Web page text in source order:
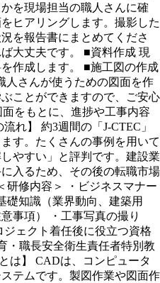
を現場担当の職人さんに確
ヒアリングします。撮影した
を報告書にまとめてくださ
大丈夫です。 ■資料作成 現
作成します。 ■施工図の作成
人さんが使うための図面を作
ことができますので、ご安心
をもとに、進捗や工事内容
れ】 約3週間の「J-CTEC」
す。たくさんの事例を用いて
やすい」と評判です。建設業
入るため、その後の転職市場
研修内容＞ ・ビジネスマナー
礎知識（業界動向、建築用
事項） ・工事写真の撮り
ェクト着任後に役立つ資格
・職長安全衛生責任者特別教
は】 CADは、コンピュータ
テムです。製図作業や図面作